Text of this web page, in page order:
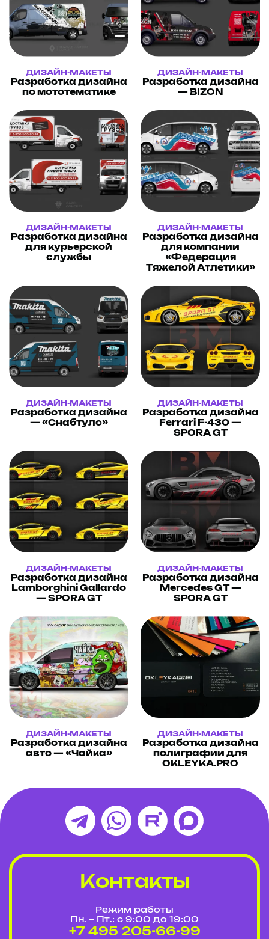
ДИЗАЙН-МАКЕТЫ
Разработка дизайна
по мототематике
ДИЗАЙН-МАКЕТЫ
Разработка дизайна
— BIZON
ДИЗАЙН-МАКЕТЫ
Разработка дизайна
для курьерской
службы
ДИЗАЙН-МАКЕТЫ
Разработка дизайна
для компании
«Федерация
Тяжелой Атлетики»
ДИЗАЙН-МАКЕТЫ
Разработка дизайна
— «Снабтулс»
ДИЗАЙН-МАКЕТЫ
Разработка дизайна
Ferrari F-430 —
SPORA GT
ДИЗАЙН-МАКЕТЫ
Разработка дизайна
Lamborghini Gallardo
— SPORA GT
ДИЗАЙН-МАКЕТЫ
Разработка дизайна
Mercedes GT —
SPORA GT
ДИЗАЙН-МАКЕТЫ
Разработка дизайна
авто — «Чайка»
ДИЗАЙН-МАКЕТЫ
Разработка дизайна
полиграфии для
OKLEYKA.PRO
Контакты
Режим работы
Пн. – Пт.: с 9:00 до 19:00
+7 495 205-66-99